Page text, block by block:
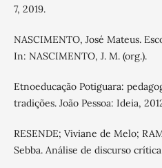
7, 2019.
NASCIMENTO, José Mateus.
In: NASCIMENTO, J. M. (org.).
Etnoeducação Potiguara:
tradições. João Pessoa: Ideia,
RESENDE; Viviane de Melo;
Sebba. Análise de discurso